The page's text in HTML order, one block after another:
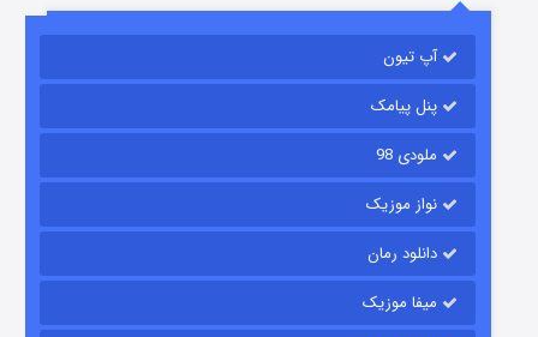
رویایی برای تو
قسمت۱۵ (دوبله) منتشر شد
آپ تیون
پنل پیامک
ملودی 98
نواز موزیک
دانلود رمان
میفا موزیک